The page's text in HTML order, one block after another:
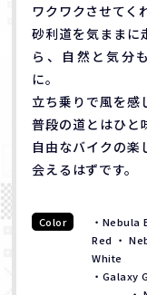
ワクワクさせてく
砂利道を気ままに
ら、自然と気分
に。
立ち乗りで風を感
普段の道とはひと
自由なバイクの楽
会えるはずです。
Color
・Nebula
Red ・
White
・Galaxy